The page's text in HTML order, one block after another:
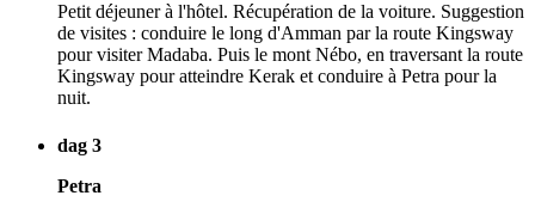
Petit déjeuner à l'hôtel. Récupération de la voiture. Suggestion
de visites : conduire le long d'Amman par la route Kingsway
pour visiter Madaba. Puis le mont Nébo, en traversant la route
Kingsway pour atteindre Kerak et conduire à Petra pour la
nuit.
dag 3
Petra